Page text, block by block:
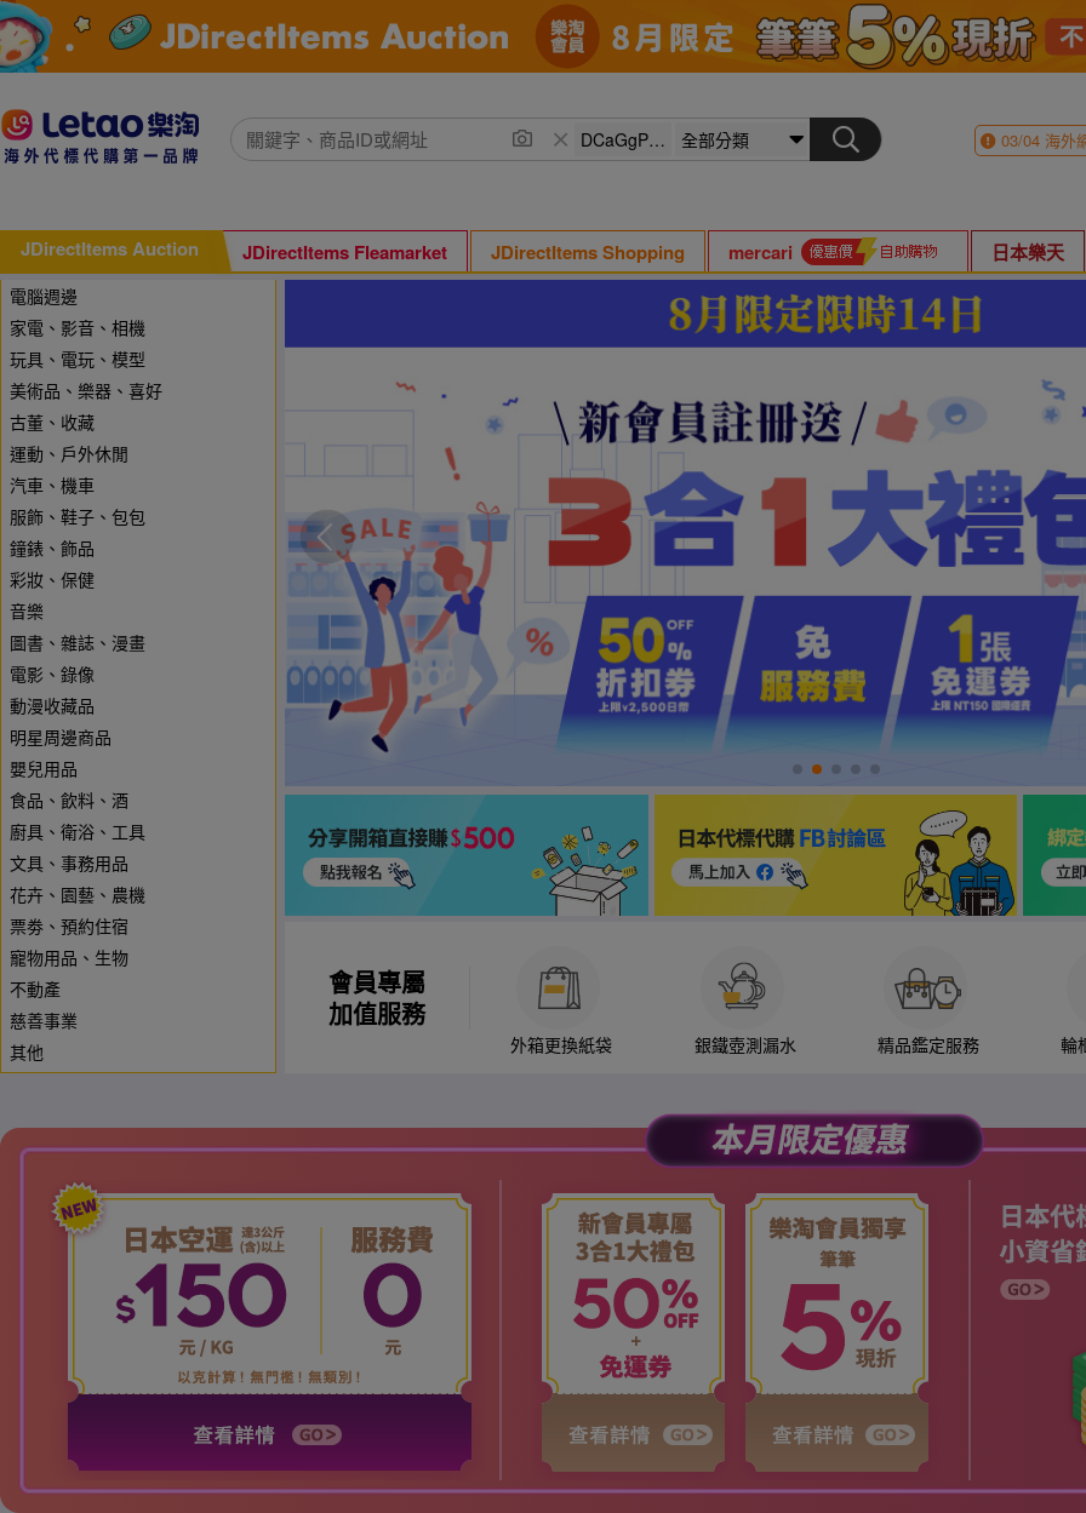
03/04海外
JDirectItems Auction JDirectItems Fleamarket JDirectItems Shopping mercari 日本樂天
電腦週邊
家電、影音、相機
玩具、電玩、模型
美術品、樂器、喜好
古董、收藏
運動、戶外休閒
汽車、機車
服飾、鞋子、包包
鐘錶、飾品
彩妝、保健
音樂
圖書、雜誌、漫畫
電影、錄像
動漫收藏品
明星周邊商品
嬰兒用品
食品、飲料、酒
廚具、衛浴、工具
文具、事務用品
花卉、園藝、農機
票劵、預約住宿
寵物用品、生物
不動產
慈善事業
其他
會員專屬
加值服務
外箱更換紙袋 銀鐵壺測漏水 精品鑑定服務 輪